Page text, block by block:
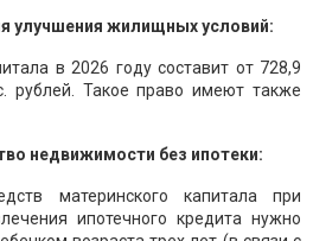
улучшения жилищных условий:
в 2026 году составит от 728,9
рублей. Такое право имеют также
недвижимости без ипотеки:
материнского капитала при
ипотечного кредита нужно